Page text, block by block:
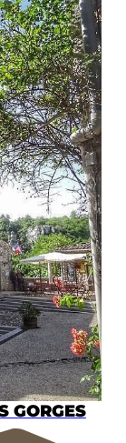
GORGES